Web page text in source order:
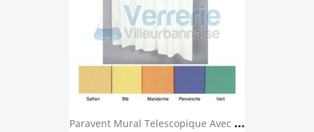
P
Aravent Mural Telescopique Avec Toile TREVIRA ...